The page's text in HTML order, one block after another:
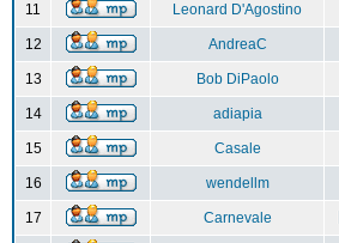
11 Leonard D'Agostino
12 AndreaC
13 Bob DiPaolo
14 adiapia
15 Casale
16 wendellm
17 Carnevale